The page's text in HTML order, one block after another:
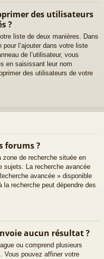
des utilisateurs
?
liste de deux manières. Dans
l’ajouter dans votre liste
de l’utilisateur, vous
en saisissant leur nom
des utilisateurs de votre
forums ?
de recherche située en
sujets. La recherche avancée
avancée » disponible
la recherche peut dépendre des
aucun résultat ?
ou comprend plusieurs
Vous pouvez affiner votre